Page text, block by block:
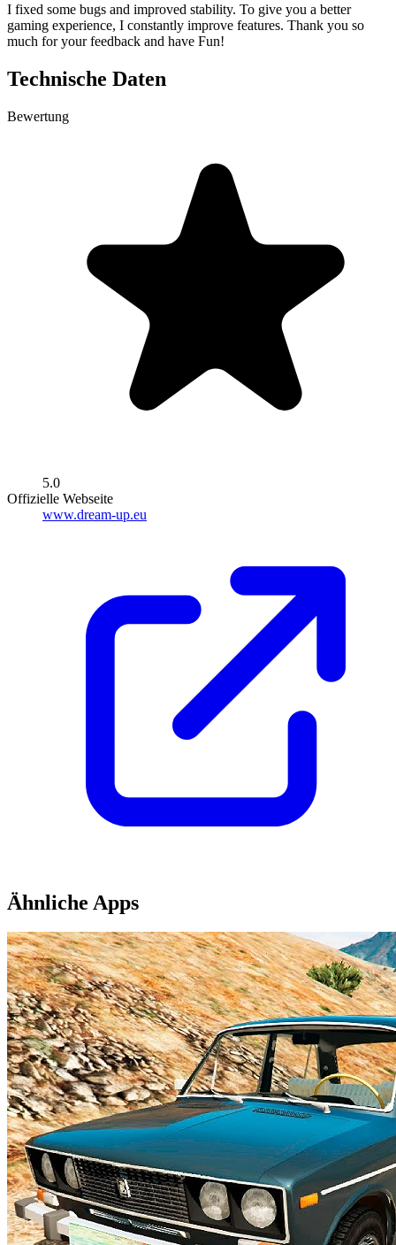
I fixed some bugs and improved stability. To give you a better
gaming experience, I constantly improve features. Thank you so
much for your feedback and have Fun!
Technische Daten
Bewertung
5.0
Offizielle Webseite
www.dream-up.eu
Ähnliche Apps